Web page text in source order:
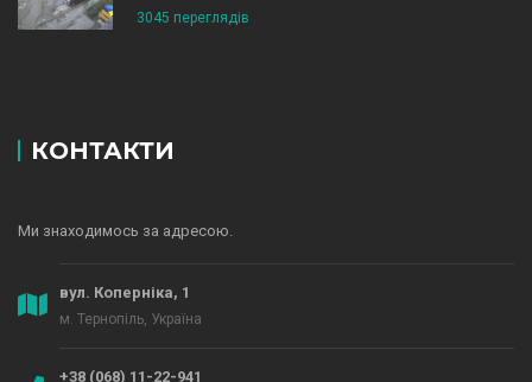
3045 переглядів
КОНТАКТИ
Ми знаходимось за адресою.
вул. Коперніка, 1
м. Тернопіль, Україна
+38 (068) 11-22-941